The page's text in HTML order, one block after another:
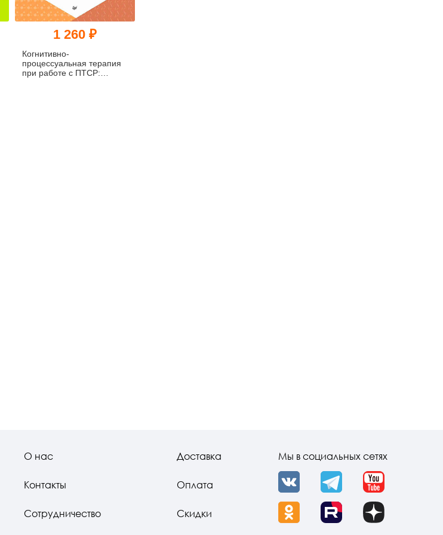
1 260 ₽
Когнитивно-
процессуальная терапия
при работе с ПТСР:
О нас
Контакты
Сотрудничество
Доставка
Оплата
Скидки
Мы в социальных сетях
VK Telegram YouTube
OK Rutube Dzen